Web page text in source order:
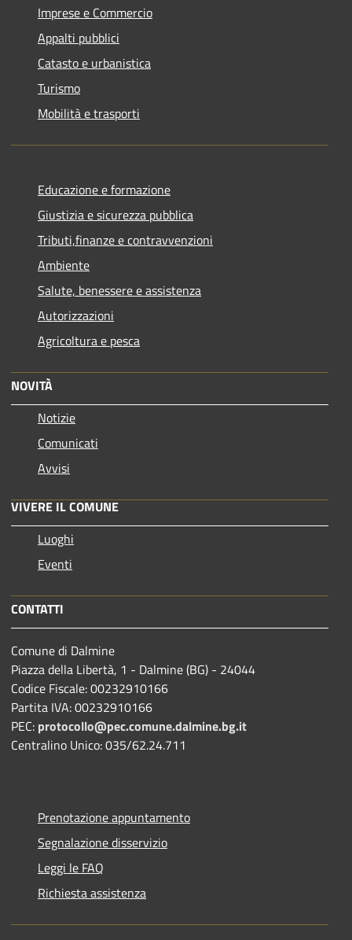
Imprese e Commercio
Appalti pubblici
Catasto e urbanistica
Turismo
Mobilità e trasporti
Educazione e formazione
Giustizia e sicurezza pubblica
Tributi,finanze e contravvenzioni
Ambiente
Salute, benessere e assistenza
Autorizzazioni
Agricoltura e pesca
NOVITÀ
Notizie
Comunicati
Avvisi
VIVERE IL COMUNE
Luoghi
Eventi
CONTATTI
Comune di Dalmine
Piazza della Libertà, 1 - Dalmine (BG) - 24044
Codice Fiscale: 00232910166
Partita IVA: 00232910166
PEC: protocollo@pec.comune.dalmine.bg.it
Centralino Unico: 035/62.24.711
Prenotazione appuntamento
Segnalazione disservizio
Leggi le FAQ
Richiesta assistenza